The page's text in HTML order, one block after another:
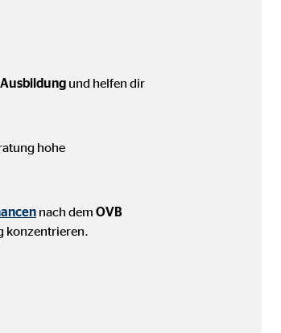
und helfen dir
hohe
nach dem OVB
konzentrieren.